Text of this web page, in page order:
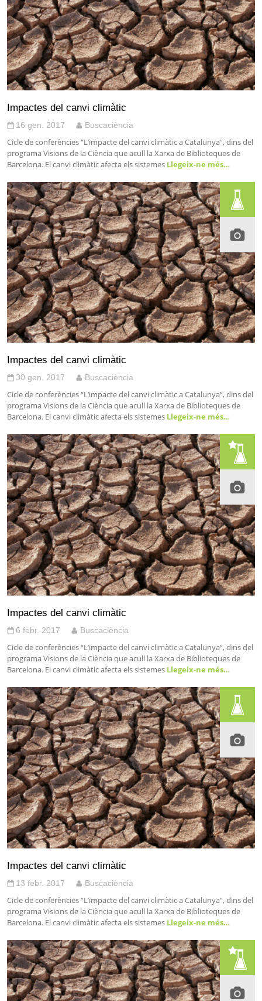
Impactes del canvi climàtic
16 gen. 2017 Buscaciència
Cicle de conferències “L’impacte del canvi climàtic a Catalunya”, dins del
programa Visions de la Ciència que acull la Xarxa de Biblioteques de
Barcelona. El canvi climàtic afecta els sistemes Llegeix-ne més…
Impactes del canvi climàtic
30 gen. 2017 Buscaciència
Cicle de conferències “L’impacte del canvi climàtic a Catalunya”, dins del
programa Visions de la Ciència que acull la Xarxa de Biblioteques de
Barcelona. El canvi climàtic afecta els sistemes Llegeix-ne més…
Impactes del canvi climàtic
6 febr. 2017 Buscaciència
Cicle de conferències “L’impacte del canvi climàtic a Catalunya”, dins del
programa Visions de la Ciència que acull la Xarxa de Biblioteques de
Barcelona. El canvi climàtic afecta els sistemes Llegeix-ne més…
Impactes del canvi climàtic
13 febr. 2017 Buscaciència
Cicle de conferències “L’impacte del canvi climàtic a Catalunya”, dins del
programa Visions de la Ciència que acull la Xarxa de Biblioteques de
Barcelona. El canvi climàtic afecta els sistemes Llegeix-ne més…